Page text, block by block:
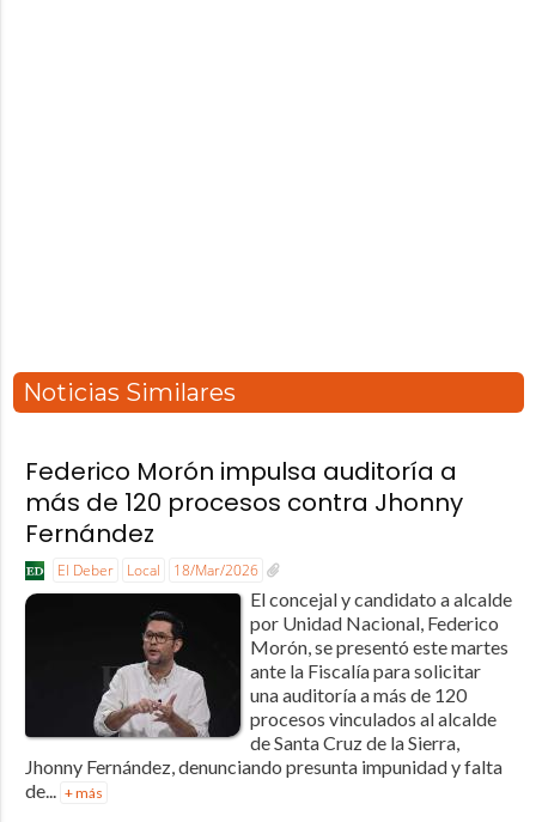
Noticias Similares
Federico Morón impulsa auditoría a
más de 120 procesos contra Jhonny
Fernández
El Deber Local 18/Mar/2026
El concejal y candidato a alcalde
por Unidad Nacional, Federico
Morón, se presentó este martes
ante la Fiscalía para solicitar
una auditoría a más de 120
procesos vinculados al alcalde
de Santa Cruz de la Sierra,
Jhonny Fernández, denunciando presunta impunidad y falta
de... + más